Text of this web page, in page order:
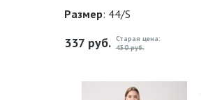
Размер: 44/S
337руб. Старая цена:
450 руб.